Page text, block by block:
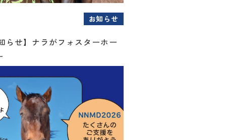
お知らせ
らせ】ナラがフォスターホー